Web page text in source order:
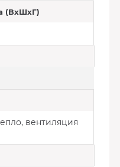
(ВхШхГ)
вентиляция